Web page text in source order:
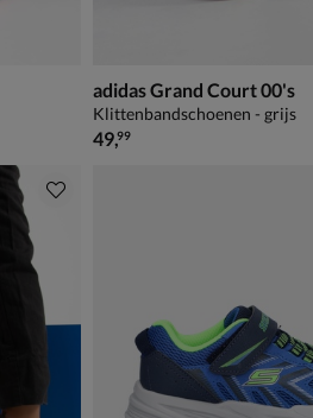
adidas Grand Court 00's
Klittenbandschoenen - grijs
€ 49,99
49,99